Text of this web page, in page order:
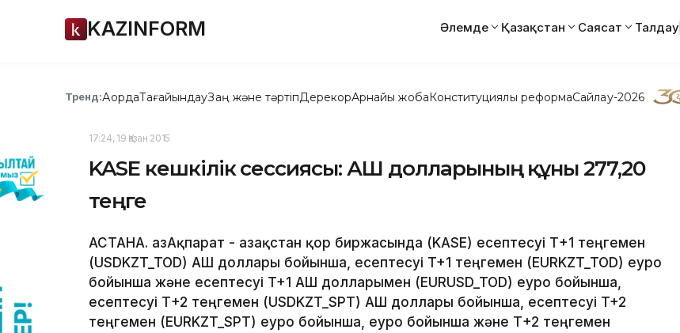
KAZINFORM Әлемде Қазақстан Саясат Талдау
Тренд:АқордаТағайындауЗаң және тәртіпДерекқорАрнайы жобаКонституциялық реформаСайлау-2026
17:24, 19 Қазан 2015
KASE кешкілік сессиясы: АҚШ долларының құны 277,20
теңге
АСТАНА. ҚазАқпарат - Қазақстан қор биржасында (KASE) есептесуі Т+1 теңгемен
(USDKZT_TOD) АҚШ доллары бойынша, есептесуі T+1 теңгемен (EURKZT_TOD) еуро
бойынша және есептесуі T+1 АҚШ долларымен (EURUSD_TOD) еуро бойынша,
есептесуі Т+2 теңгемен (USDKZT_SPT) АҚШ доллары бойынша, есептесуі T+2
теңгемен (EURKZT_SPT) еуро бойынша, еуро бойынша және Т+2 теңгемен